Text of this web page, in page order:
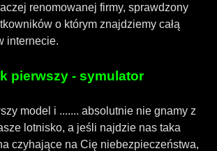
renomowanej firmy, sprawdzony
o którym znajdziemy całą
internecie.
pierwszy - symulator
model i ....... absolutnie nie gnamy z
lotnisko, a jeśli najdzie nas taka
czyhające na Cię niebezpieczeństwa,